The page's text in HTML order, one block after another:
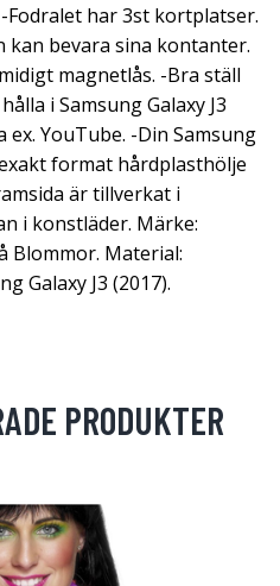
-Fodralet har 3st kortplatser.
kan bevara sina kontanter.
magnetlås. -Bra ställ
i Samsung Galaxy J3
ex. YouTube. -Din Samsung
format hårdplasthölje
är tillverkat i
i konstläder. Märke:
Blommor. Material:
Galaxy J3 (2017).
PRODUKTER